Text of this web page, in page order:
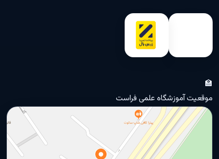
🏫
موقعیت آموزشگاه علمی فراست